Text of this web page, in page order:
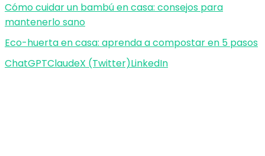
Cómo cuidar un bambú en casa: consejos para
mantenerlo sano
Eco-huerta en casa: aprenda a compostar en 5 pasos
ChatGPTClaudeX (Twitter)LinkedIn